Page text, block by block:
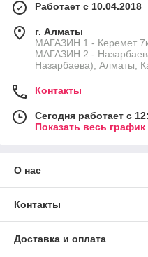
Работает с 10.04.2018
г. Алматы
МАГАЗИН 1 - Керемет
МАГАЗИН 2 -
Назарбаева), Алматы,
Контакты
Сегодня работает с
Показать весь
О нас
Контакты
Доставка и оплата